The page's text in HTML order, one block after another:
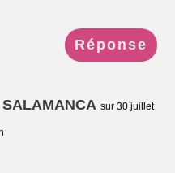
Réponse
sur 30 juillet